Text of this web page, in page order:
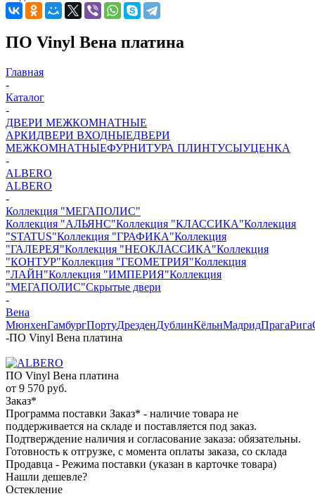
ПО Vinyl Вена платина
Главная
-
Каталог
-
ДВЕРИ МЕЖКОМНАТНЫЕ
АРКИДВЕРИ ВХОДНЫЕДВЕРИ
МЕЖКОМНАТНЫЕФУРНИТУРА ПЛИНТУСЫУЦЕНКА
-
ALBERO
ALBERO
-
Коллекция "МЕГАПОЛИС"
Коллекция "АЛЬЯНС"Коллекция "КЛАССИКА"Коллекция
"STATUS"Коллекция "ГРАФИКА"Коллекция
"ГАЛЕРЕЯ"Коллекция "НЕОКЛАССИКА"Коллекция
"КОНТУР"Коллекция "ГЕОМЕТРИЯ"Коллекция
"ЛАЙН"Коллекция "ИМПЕРИЯ"Коллекция
"МЕГАПОЛИС"Скрытые двери
-
Вена
МюнхенГамбургПортуДрезденДублинКёльнМадридПрагаРига
-ПО Vinyl Вена платина
ПО Vinyl Вена платина
от 9 570 руб.
Заказ*
Программа поставки Заказ* - наличие товара не
поддерживается на складе и поставляется под заказ.
Подтверждение наличия и согласование заказа: обязательны.
Готовность к отгрузке, с момента оплаты заказа, со склада
Продавца - Режима поставки (указан в карточке товара)
Нашли дешевле?
Остекление